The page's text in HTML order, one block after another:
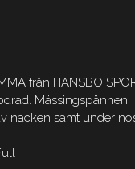
från HANSBO
Mässingspännen.
nacken samt under